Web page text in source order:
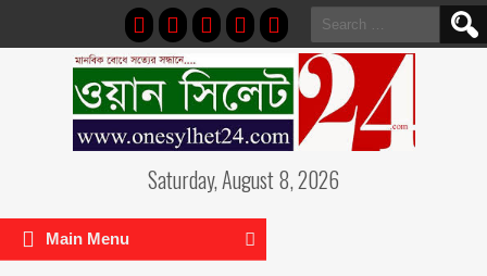
Search
for:
Saturday, August 8, 2026
Main Menu